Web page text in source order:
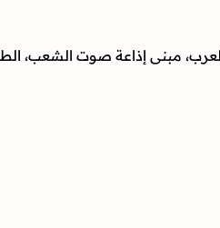
مبنى إذاعة صوت الشعب،